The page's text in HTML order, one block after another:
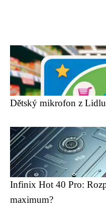
Dětský mikrofon z
Infinix Hot 40 Pro:
maximum?